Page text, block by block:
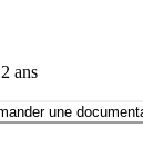
ans
une